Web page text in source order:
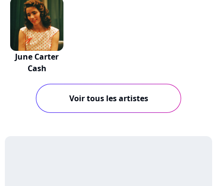
June Carter
Cash
Voir tous les artistes